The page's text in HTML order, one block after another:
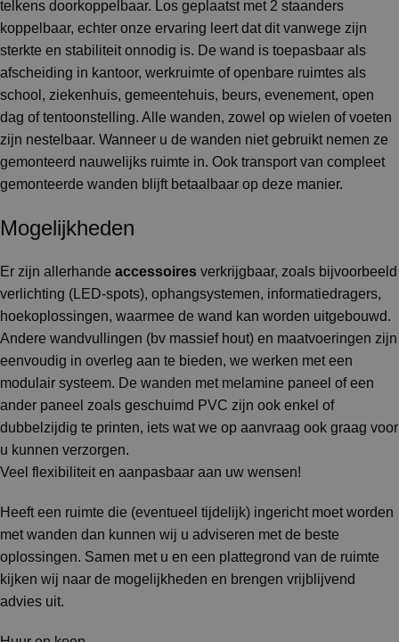
telkens doorkoppelbaar. Los geplaatst met 2 staanders
koppelbaar, echter onze ervaring leert dat dit vanwege zijn
sterkte en stabiliteit onnodig is. De wand is toepasbaar als
afscheiding in kantoor, werkruimte of openbare ruimtes als
school, ziekenhuis, gemeentehuis, beurs, evenement, open
dag of tentoonstelling. Alle wanden, zowel op wielen of voeten
zijn nestelbaar. Wanneer u de wanden niet gebruikt nemen ze
gemonteerd nauwelijks ruimte in. Ook transport van compleet
gemonteerde wanden blijft betaalbaar op deze manier.
Mogelijkheden
Er zijn allerhande accessoires verkrijgbaar, zoals bijvoorbeeld
verlichting (LED-spots), ophangsystemen, informatiedragers,
hoekoplossingen, waarmee de wand kan worden uitgebouwd.
Andere wandvullingen (bv massief hout) en maatvoeringen zijn
eenvoudig in overleg aan te bieden, we werken met een
modulair systeem. De wanden met melamine paneel of een
ander paneel zoals geschuimd PVC zijn ook enkel of
dubbelzijdig te printen, iets wat we op aanvraag ook graag voor
u kunnen verzorgen.
Veel flexibiliteit en aanpasbaar aan uw wensen!
Heeft een ruimte die (eventueel tijdelijk) ingericht moet worden
met wanden dan kunnen wij u adviseren met de beste
oplossingen. Samen met u en een plattegrond van de ruimte
kijken wij naar de mogelijkheden en brengen vrijblijvend
advies uit.